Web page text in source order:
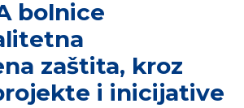
bolnice
zaštita, kroz
i inicijative